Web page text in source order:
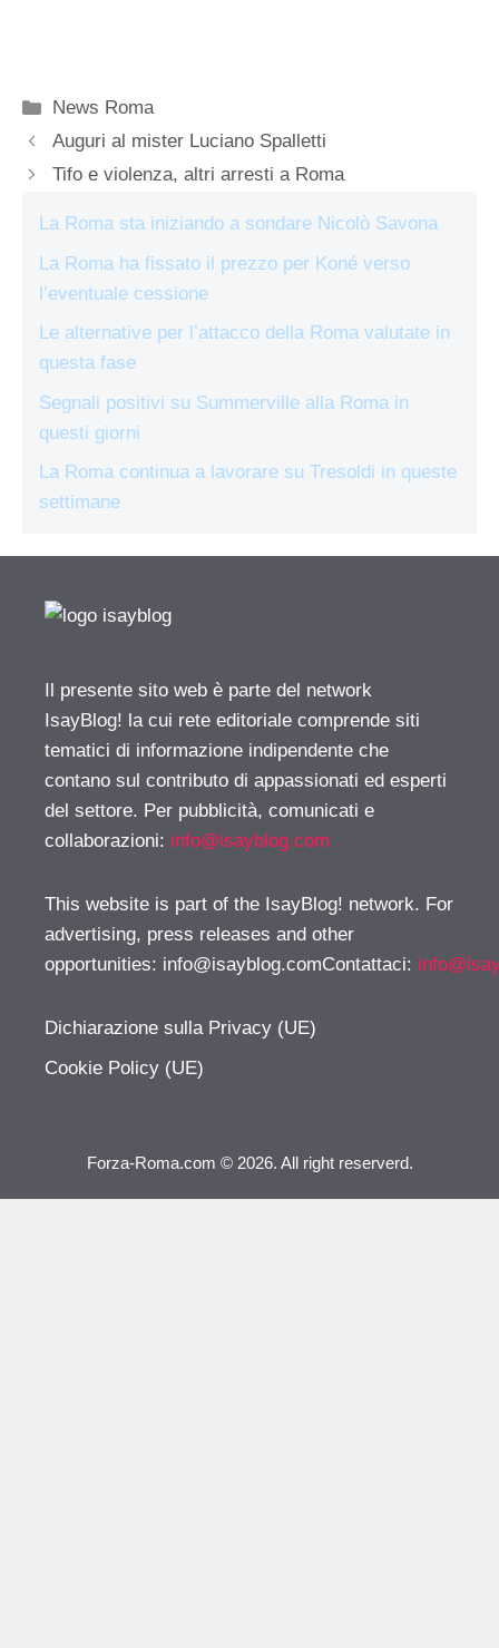
Categorie
News Roma
Auguri al mister Luciano Spalletti
Tifo e violenza, altri arresti a Roma
La Roma sta iniziando a sondare Nicolò Savona
La Roma ha fissato il prezzo per Koné verso
l’eventuale cessione
Le alternative per l’attacco della Roma valutate in
questa fase
Segnali positivi su Summerville alla Roma in
questi giorni
La Roma continua a lavorare su Tresoldi in queste
settimane
Il presente sito web è parte del network
IsayBlog! la cui rete editoriale comprende siti
tematici di informazione indipendente che
contano sul contributo di appassionati ed esperti
del settore. Per pubblicità, comunicati e
collaborazioni: info@isayblog.com
This website is part of the IsayBlog! network. For
advertising, press releases and other
opportunities: info@isayblog.comContattaci:
Dichiarazione sulla Privacy (UE)
Cookie Policy (UE)
Forza-Roma.com © 2026. All right reserverd.